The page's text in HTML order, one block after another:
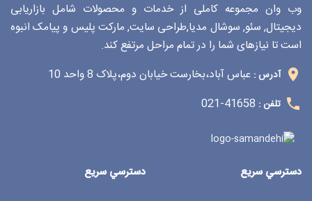
وب وان مجموعه کاملی از خدمات و محصولات شامل بازاریابی
دیجیتال, سئو, سوشال مدیا,طراحی سایت, مارکت پلیس و پیامک انبوه
است تا نیازهای شما را در تمام مراحل مرتفع کند.
آدرس : عباس آباد،بخارست خیابان دوم،پلاک 8 واحد 10
تلفن : 41658-021
دسترسي سريع دسترسي سريع